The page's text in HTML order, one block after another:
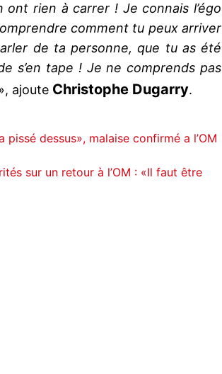
ont rien à carrer ! Je connais l’égo
comment tu peux arriver
de ta personne, que tu as été
s’en tape ! Je ne comprends pas
ajoute Christophe Dugarry.
dessus», malaise confirmé a l’OM
sur un retour à l’OM : «Il faut être